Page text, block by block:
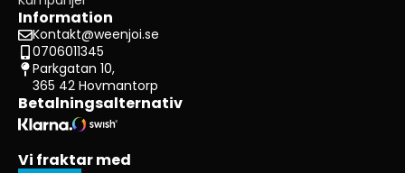
Information
Kontakt@weenjoi.se
0706011345
Parkgatan 10,
365 42 Hovmantorp
Betalningsalternativ
Vi fraktar med